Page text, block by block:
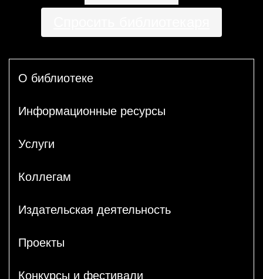
О библиотеке
Информационные ресурсы
Услуги
Коллегам
Издательская деятельность
Проекты
Конкурсы и фестивали